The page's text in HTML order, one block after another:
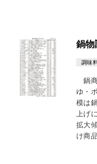
鍋物
調味
鍋商
ゆ・
模は
上げ
拡大
け商